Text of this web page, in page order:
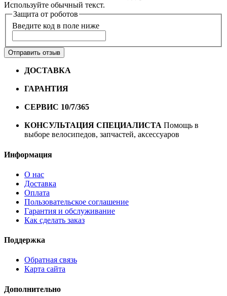
Используйте обычный текст.
Защита от роботов
Введите код в поле ниже
Отправить отзыв
ДОСТАВКА
ГАРАНТИЯ
СЕРВИС 10/7/365
КОНСУЛЬТАЦИЯ СПЕЦИАЛИСТА Помощь в
выборе велосипедов, запчастей, аксессуаров
Информация
О нас
Доставка
Оплата
Пользовательское соглашение
Гарантия и обслуживание
Как сделать заказ
Поддержка
Обратная связь
Карта сайта
Дополнительно